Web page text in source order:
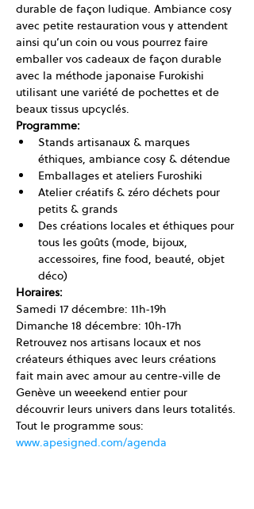
durable de façon ludique. Ambiance cosy
avec petite restauration vous y attendent
ainsi qu’un coin ou vous pourrez faire
emballer vos cadeaux de façon durable
avec la méthode japonaise Furokishi
utilisant une variété de pochettes et de
beaux tissus upcyclés.
Programme:
Stands artisanaux & marques
éthiques, ambiance cosy & détendue
Emballages et ateliers Furoshiki
Atelier créatifs & zéro déchets pour
petits & grands
Des créations locales et éthiques pour
tous les goûts (mode, bijoux,
accessoires, fine food, beauté, objet
déco)
Horaires:
Samedi 17 décembre: 11h-19h
Dimanche 18 décembre: 10h-17h
Retrouvez nos artisans locaux et nos
créateurs éthiques avec leurs créations
fait main avec amour au centre-ville de
Genève un weeekend entier pour
découvrir leurs univers dans leurs totalités.
Tout le programme sous:
www.apesigned.com/agenda